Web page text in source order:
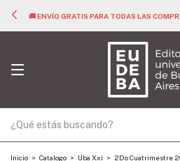
🚚 ENVÍO GRATIS PARA TODAS LAS
Inicio > Catalogo > Uba Xxi > 2Do Cuatrimestre